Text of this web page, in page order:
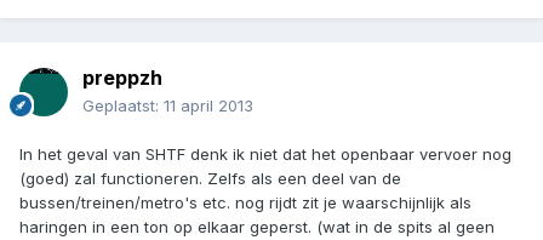
preppzh
Geplaatst: 11 april 2013
In het geval van SHTF denk ik niet dat het openbaar vervoer nog
(goed) zal functioneren. Zelfs als een deel van de
bussen/treinen/metro's etc. nog rijdt zit je waarschijnlijk als
haringen in een ton op elkaar geperst. (wat in de spits al geen